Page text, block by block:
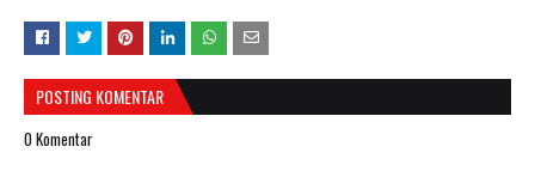
POSTING KOMENTAR
0 Komentar